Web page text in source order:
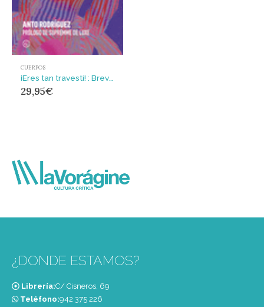
CUERPOS
29,95€
¿DONDE ESTAMOS?
Librería:C/ Cisneros, 69
Teléfono:‭942 375 226‬